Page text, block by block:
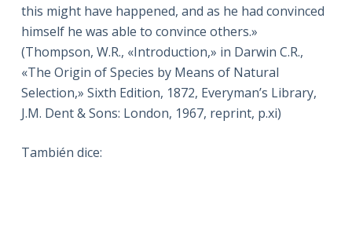
this might have happened, and as he had convinced
himself he was able to convince others.»
(Thompson, W.R., «Introduction,» in Darwin C.R.,
«The Origin of Species by Means of Natural
Selection,» Sixth Edition, 1872, Everyman’s Library,
J.M. Dent & Sons: London, 1967, reprint, p.xi)
También dice: